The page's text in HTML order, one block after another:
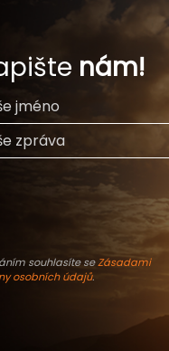
nám!
souhlasíte seZásadami
osobních údajů.